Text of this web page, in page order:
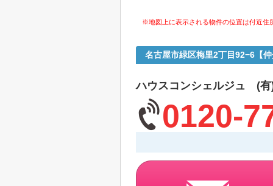
※地図上に表示される物件の位置は付近住
名古屋市緑区梅里2丁目92−6【
ハウスコンシェルジュ (有
0120-